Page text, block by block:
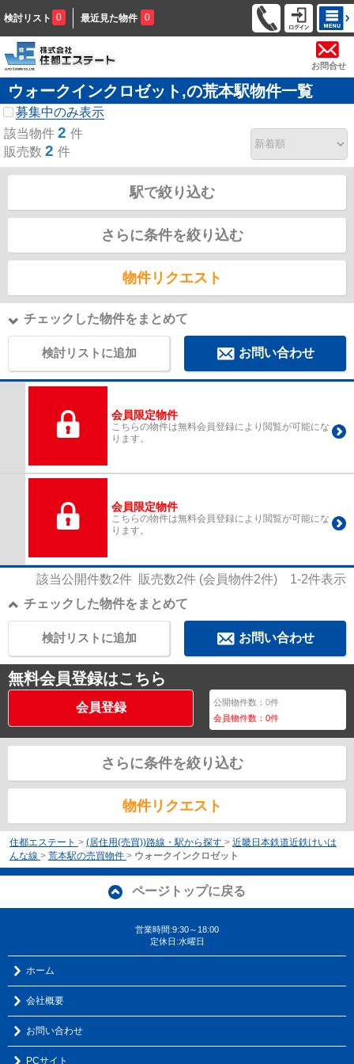
検討リスト 0 最近見た物件 0
お問合せ
ウォークインクロゼット,の荒本駅物件一覧
募集中のみ表示
該当物件 2 件
販売数 2 件
駅で絞り込む
さらに条件を絞り込む
物件リクエスト
チェックした物件をまとめて
検討リストに追加 お問い合わせ
会員限定物件
こちらの物件は無料会員登録により閲覧が可能にな
ります。
会員限定物件
こちらの物件は無料会員登録により閲覧が可能にな
ります。
該当公開件数2件 販売数2件 (会員物件2件) 1-2件表示
チェックした物件をまとめて
お問い合わせ
検討リストに追加
無料会員登録はこちら
会員登録 公開物件数：0件
会員物件数：0件
さらに条件を絞り込む
物件リクエスト
住都エステート > (居住用(売買))路線・駅から探す > 近畿日本鉄道近鉄けいは
んな線 > 荒本駅の売買物件 > ウォークインクロゼット
ページトップに戻る
営業時間:9:30～18:00
定休日:水曜日
ホーム
会社概要
お問い合わせ
PCサイト